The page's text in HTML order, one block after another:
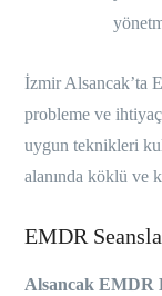
İzmir Alsancak’ta
probleme ve
uygun teknikleri
alanında köklü ve
EMDR
Alsancak EMDR